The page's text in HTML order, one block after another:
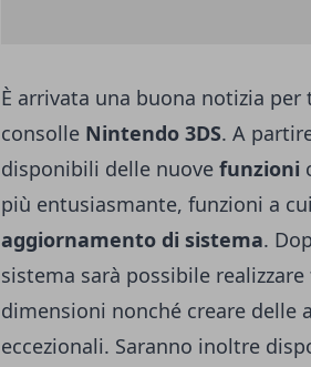
È arrivata una buona notizia
consolle Nintendo 3DS. A
disponibili delle nuove funzioni
più entusiasmante, funzioni a
aggiornamento di sistema.
sistema sarà possibile
dimensioni nonché creare delle
eccezionali. Saranno inoltre